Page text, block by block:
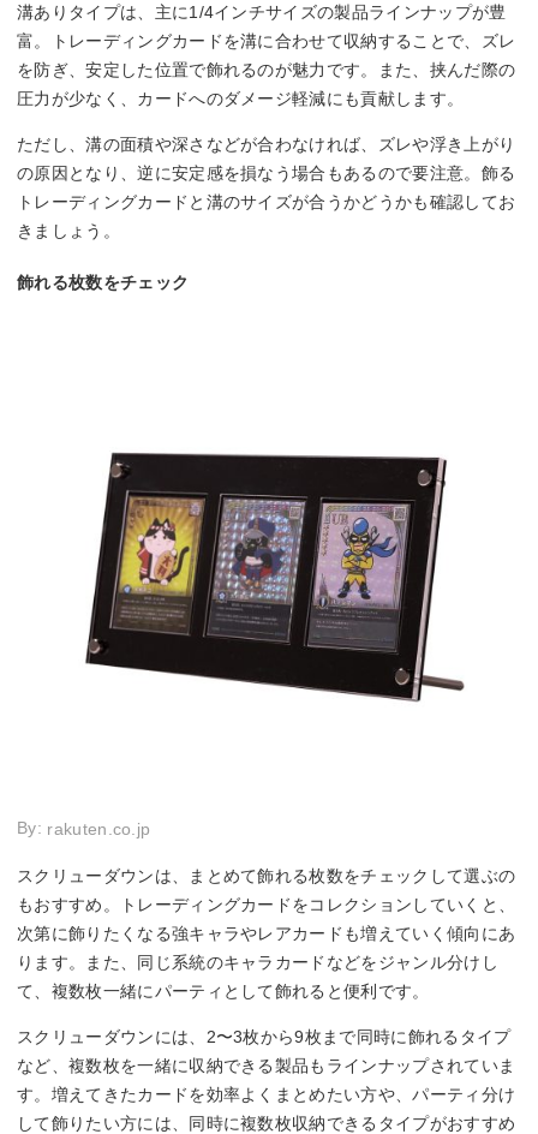
溝ありタイプは、主に1/4インチサイズの製品ラインナップが豊
富。トレーディングカードを溝に合わせて収納することで、ズレ
を防ぎ、安定した位置で飾れるのが魅力です。また、挟んだ際の
圧力が少なく、カードへのダメージ軽減にも貢献します。
ただし、溝の面積や深さなどが合わなければ、ズレや浮き上がり
の原因となり、逆に安定感を損なう場合もあるので要注意。飾る
トレーディングカードと溝のサイズが合うかどうかも確認してお
きましょう。
飾れる枚数をチェック
By: rakuten.co.jp
スクリューダウンは、まとめて飾れる枚数をチェックして選ぶの
もおすすめ。トレーディングカードをコレクションしていくと、
次第に飾りたくなる強キャラやレアカードも増えていく傾向にあ
ります。また、同じ系統のキャラカードなどをジャンル分けし
て、複数枚一緒にパーティとして飾れると便利です。
スクリューダウンには、2〜3枚から9枚まで同時に飾れるタイプ
など、複数枚を一緒に収納できる製品もラインナップされていま
す。増えてきたカードを効率よくまとめたい方や、パーティ分け
して飾りたい方には、同時に複数枚収納できるタイプがおすすめ